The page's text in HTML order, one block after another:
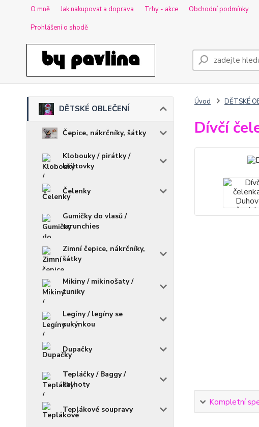
O mně Jak nakupovat a doprava Trhy - akce Obchodní podmínky
Prohlášení o shodě
DĚTSKÉ OBLEČENÍ
Čepice, nákrčníky, šátky
Klobouky / pirátky /
kšiltovky
Čelenky
Gumičky do vlasů /
scrunchies
Zimní čepice, nákrčníky,
šátky
Mikiny / mikinošaty /
tuniky
Legíny / legíny se
sukýnkou
Dupačky
Tepláčky / Baggy /
kalhoty
Teplákové soupravy
Úvod DĚTSKÉ
Dívčí
Kompletní